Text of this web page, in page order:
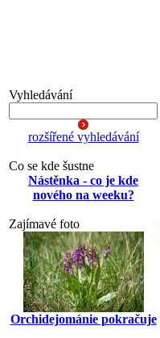
Vyhledávání
rozšířené vyhledávání
Co se kde šustne
Nástěnka - co je kde
nového na weeku?
Zajímavé foto
Orchidejománie pokračuje